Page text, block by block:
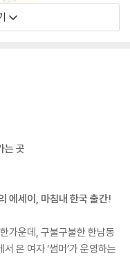
는 곳
에세이, 마침내 한국 출간!
가운데, 구불구불한 한남동
온 여자 ‘썸머’가 운영하는